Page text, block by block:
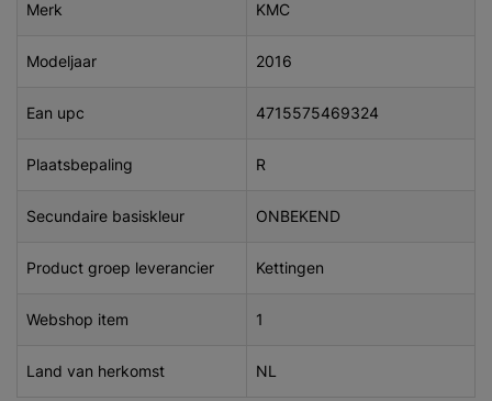
Merk KMC
Modeljaar 2016
Ean upc 4715575469324
Plaatsbepaling R
Secundaire basiskleur ONBEKEND
Product groep leverancier Kettingen
Webshop item 1
Land van herkomst NL